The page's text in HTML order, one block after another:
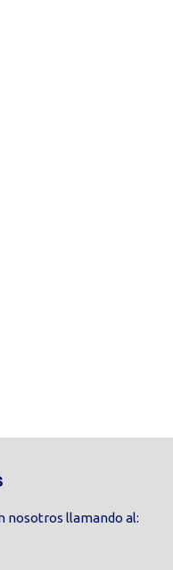
nosotros llamando al: